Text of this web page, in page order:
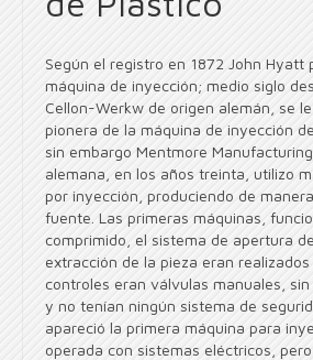
Según el registro en 1872 John Hyatt
máquina de inyección; medio siglo
Cellon-Werkw de origen alemán, se
pionera de la máquina de inyección
sin embargo Mentmore
alemana, en los años treinta, utilizo
por inyección, produciendo de
fuente. Las primeras máquinas,
comprimido, el sistema de apertura
extracción de la pieza eran
controles eran válvulas manuales,
y no tenían ningún sistema de
apareció la primera máquina para
operada con sistemas eléctricos,